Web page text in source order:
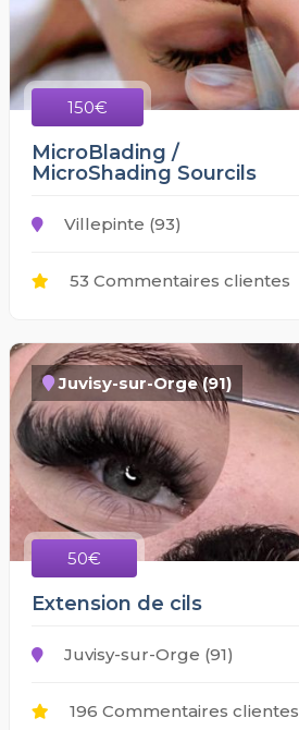
150€
MicroBlading /
MicroShading Sourcils
Villepinte (93)
53 Commentaires clientes
Juvisy-sur-Orge (91)
50€
Extension de cils
Juvisy-sur-Orge (91)
196 Commentaires clientes